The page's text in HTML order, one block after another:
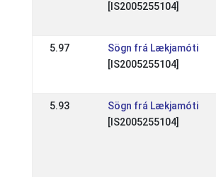
[IS2005255104]
5.97
Sögn frá Lækjamóti
[IS2005255104]
5.93
Sögn frá Lækjamóti
[IS2005255104]